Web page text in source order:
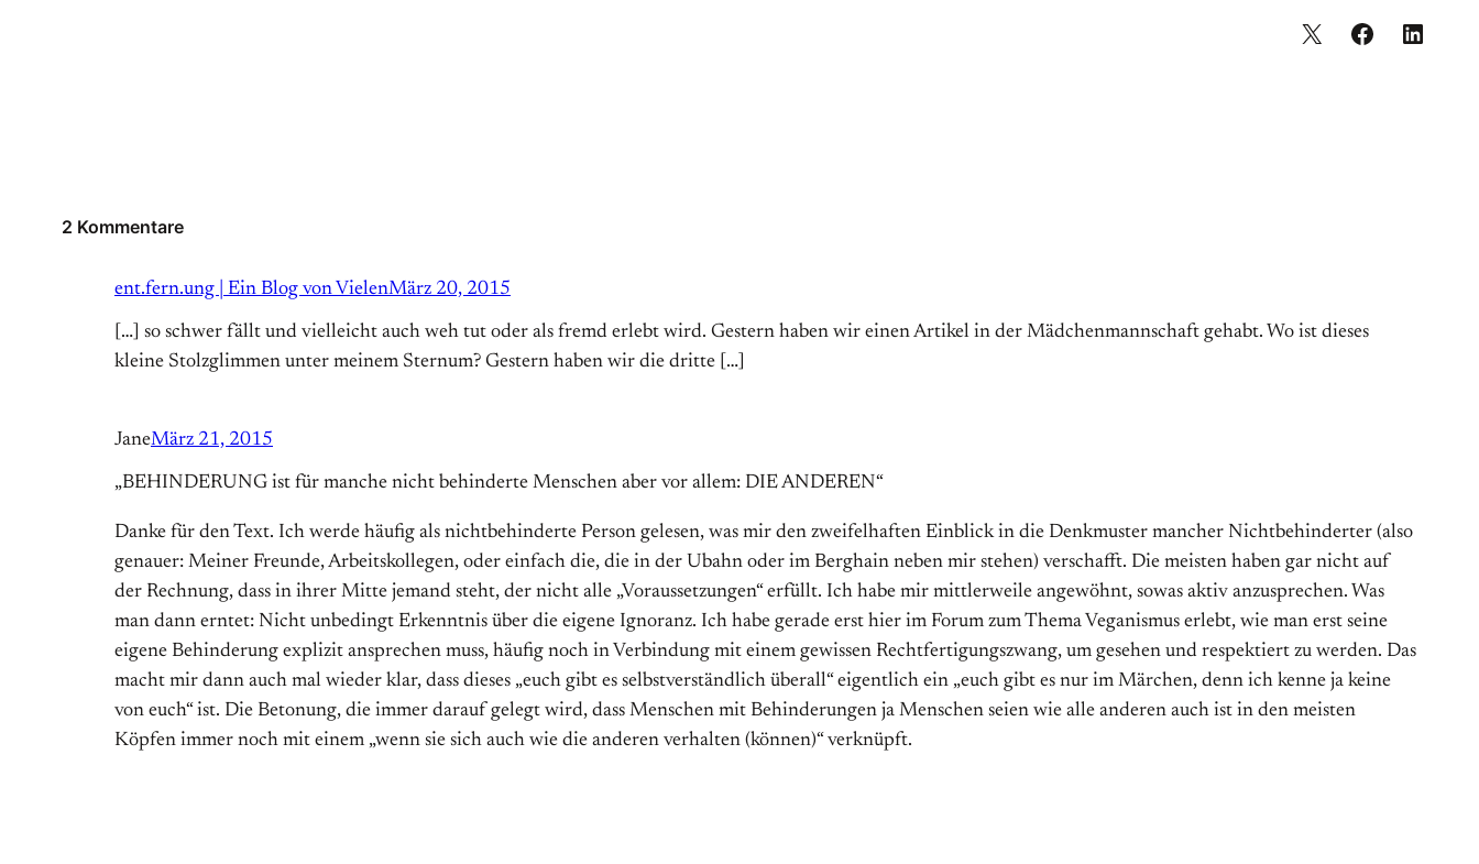
2 Kommentare
ent.fern.ung | Ein Blog von VielenMärz 20, 2015
[…] so schwer fällt und vielleicht auch weh tut oder als fremd erlebt wird. Gestern haben wir einen Artikel in der Mädchenmannschaft gehabt. Wo ist dieses
kleine Stolzglimmen unter meinem Sternum? Gestern haben wir die dritte […]
JaneMärz 21, 2015
„BEHINDERUNG ist für manche nicht behinderte Menschen aber vor allem: DIE ANDEREN“
Danke für den Text. Ich werde häufig als nichtbehinderte Person gelesen, was mir den zweifelhaften Einblick in die Denkmuster mancher Nichtbehinderter (also
genauer: Meiner Freunde, Arbeitskollegen, oder einfach die, die in der Ubahn oder im Berghain neben mir stehen) verschafft. Die meisten haben gar nicht auf
der Rechnung, dass in ihrer Mitte jemand steht, der nicht alle „Voraussetzungen“ erfüllt. Ich habe mir mittlerweile angewöhnt, sowas aktiv anzusprechen. Was
man dann erntet: Nicht unbedingt Erkenntnis über die eigene Ignoranz. Ich habe gerade erst hier im Forum zum Thema Veganismus erlebt, wie man erst seine
eigene Behinderung explizit ansprechen muss, häufig noch in Verbindung mit einem gewissen Rechtfertigungszwang, um gesehen und respektiert zu werden. Das
macht mir dann auch mal wieder klar, dass dieses „euch gibt es selbstverständlich überall“ eigentlich ein „euch gibt es nur im Märchen, denn ich kenne ja keine
von euch“ ist. Die Betonung, die immer darauf gelegt wird, dass Menschen mit Behinderungen ja Menschen seien wie alle anderen auch ist in den meisten
Köpfen immer noch mit einem „wenn sie sich auch wie die anderen verhalten (können)“ verknüpft.